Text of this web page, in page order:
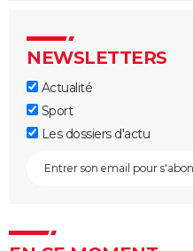
NEWSLETTERS
Actualité
Sport
Les dossiers d'actu